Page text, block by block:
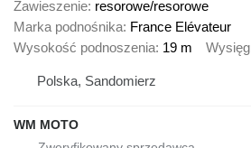
Zawieszenie resorowe/resorowe
Marka podnośnika France Elévateur
Wysokość podnoszenia 19 m Wysięg
Polska, Sandomierz
WM MOTO